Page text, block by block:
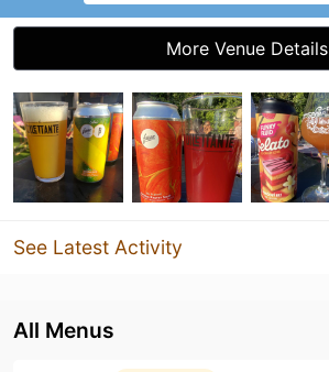
More Venue Details
See Latest Activity
All Menus